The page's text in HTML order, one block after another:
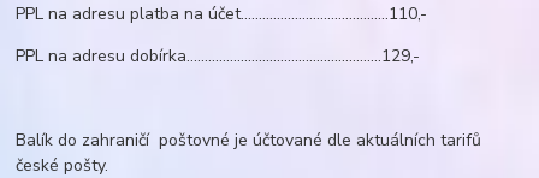
PPL na adresu platba na účet.........................................110,-
PPL na adresu dobírka......................................................129,-
Balík do zahraničí poštovné je účtované dle aktuálních tarifů
české pošty.